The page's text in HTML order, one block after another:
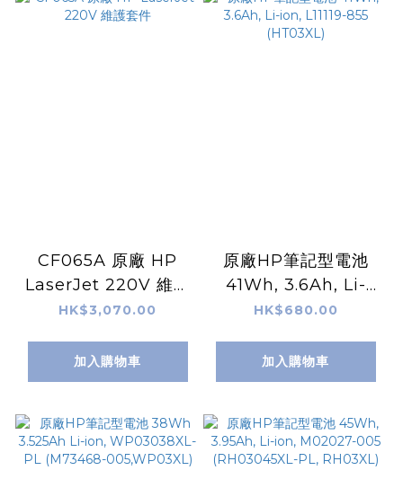
CF065A 原廠 HP
LaserJet 220V 維護
套件
HK$3,070.00
加入購物車
原廠HP筆記型電池
41Wh, 3.6Ah, Li-
ion, L11119-855
HK$680.00
加入購物車